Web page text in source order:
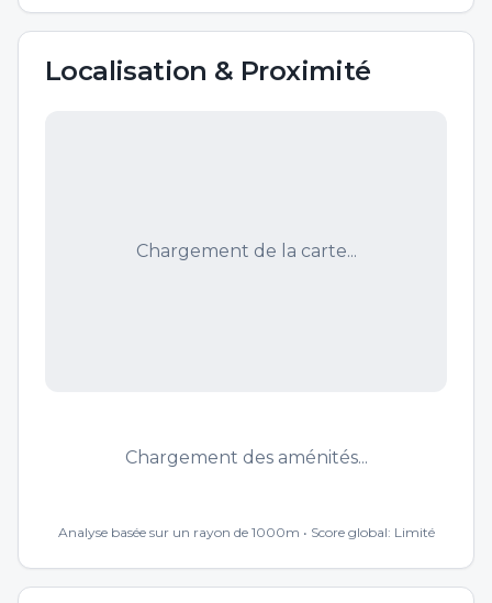
Localisation & Proximité
Chargement de la carte...
Chargement des aménités...
Analyse basée sur un rayon de 1000m • Score global: Limité